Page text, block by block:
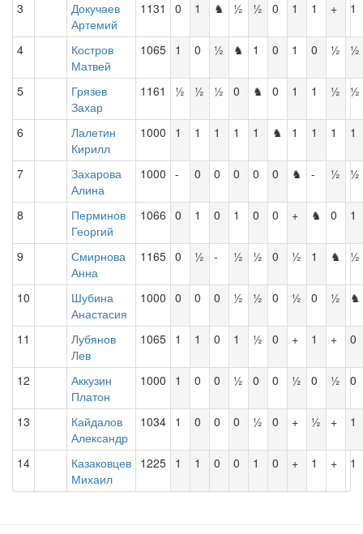
3
Докучаев
Артемий
1131 0 1 ♞ ½ ½ 0 1 1 + 1
4
Костров
Матвей
1065 1 0 ½ ♞ 1 0 1 0 ½ ½
5
Грязев
Захар
1161 ½ ½ ½ 0 ♞ 0 1 1 ½ ½
6
Лалетин
Кирилл
1000 1 1 1 1 1 ♞ 1 1 1 1
7
Захарова
Алина
1000 - 0 0 0 0 0 ♞ - ½ ½
8
Перминов
Георгий
1066 0 1 0 1 0 0 + ♞ 0 1
9
Смирнова
Анна
1165 0 ½ - ½ ½ 0 ½ 1 ♞ ½
10
Шубина
Анастасия
1000 0 0 0 ½ ½ 0 ½ 0 ½ ♞
11
Лубянов
Лев
1065 1 1 0 1 ½ 0 + 1 + 0
12
Аккузин
Платон
1000 1 0 0 ½ 0 0 ½ 0 ½ 0
13
Кайдалов
Александр
1034 1 0 0 0 ½ 0 + ½ + 1
14
Казаковцев
Михаил
1225 1 1 0 0 1 0 + 1 + 1